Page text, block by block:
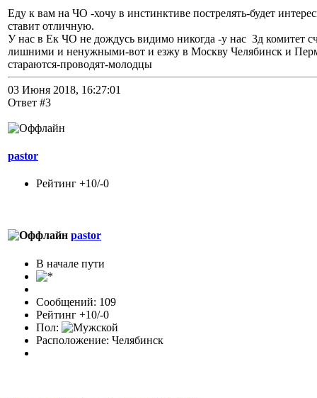
Еду к вам на ЧО -хочу в инстинктиве пострелять-будет
ставит отличную.
У нас в Ек ЧО не дождусь видимо никогда -у нас 3д комитет
лишними и ненужными-вот и езжу в Москву Челябинск и
стараются-проводят-молодцы
03 Июня 2018, 16:27:01
Ответ #3
pastor
Рейтинг +10/-0
pastor
В начале пути
Сообщений: 109
Рейтинг +10/-0
Пол:
Расположение: Челябинск